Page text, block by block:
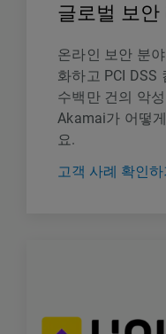
글로벌 보안
온라인 보안 분
화하고 PCI DSS
수백만 건의 악
Akamai가 어떻
요.
고객 사례 확인하